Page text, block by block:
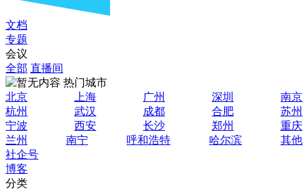
文档
专题
会议
全部 直播间
热门城市
北京
上海 广州 深圳
南京
杭州
武汉 成都 合肥
苏州
宁波
西安 长沙 郑州
重庆
兰州
南宁 呼和浩特 哈尔滨
其他
社企号
博客
分类